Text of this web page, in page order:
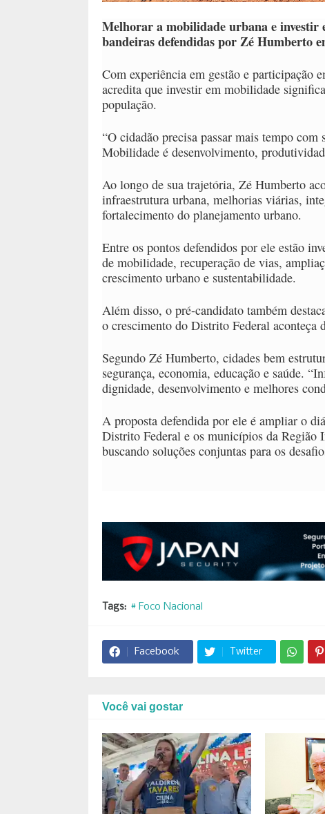
Melhorar a mobilidade urbana e
bandeiras defendidas por Zé Humberto
Com experiência em gestão e participação
acredita que investir em mobilidade
população.
“O cidadão precisa passar mais tempo
Mobilidade é desenvolvimento,
Ao longo de sua trajetória, Zé Humberto
infraestrutura urbana, melhorias viárias,
fortalecimento do planejamento urbano.
Entre os pontos defendidos por ele estão
de mobilidade, recuperação de vias,
crescimento urbano e sustentabilidade.
Além disso, o pré-candidato também
o crescimento do Distrito Federal aconteça
Segundo Zé Humberto, cidades bem
segurança, economia, educação e saúde.
dignidade, desenvolvimento e melhores
A proposta defendida por ele é ampliar o
Distrito Federal e os municípios da Região
buscando soluções conjuntas para os
Tags: # Foco Nacional
Facebook Twitter
Você vai gostar